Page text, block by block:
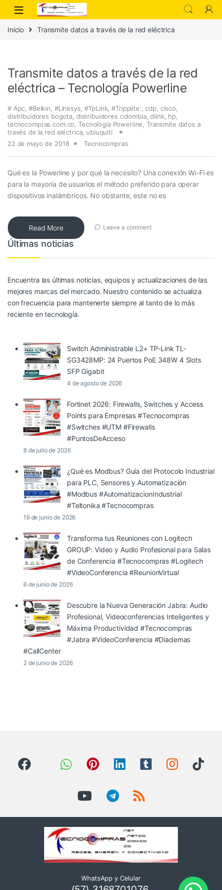
Inicio Transmite datos a través de la red eléctrica
Transmite datos a través de la red
eléctrica – Tecnología Powerline
# Apc ,#Belkin #Linksys ,#TpLink ,#Tripplite: ,cdp cisco
distribuidores bogota distribuidores colombia,dlink hp
tecnocompras.com.co ,Tecnología Powerline ,Transmite datos a
través de la red eléctrica, ubiuquiti
22 de mayo de 2018
Tecnocompras
Qué es la Powerline y por qué la necesito? Una conexión Wi-Fi es
para la mayoría de usuarios el método preferido para operar
dispositivos inalámbricos. No obstante, este no es
Read More Leave a comment
Últimas noticias
Encuentra las últimas noticias, equipos y actualizaciones de las
mejores marcas del mercado. Nuestro contenido se actualiza
con frecuencia para mantenerte siempre al tanto de lo más
reciente en tecnología.
Switch Administrable L2+ TP-Link TL-
SG3428MP: 24 Puertos PoE 348W 4 Slots
SFP Gigabit
4 de agosto de 2026
Fortinet 2026: Firewalls, Switches y Access
Points para Empresas #Tecnocompras
#Switches #UTM #Firewalls
#PuntosDeAcceso
8 de julio de 2026
¿Qué es Modbus? Guía del Protocolo Industrial
para PLC, Sensores y Automatización
#Modbus #AutomatizacionIndustrial
#Teltonika #Tecnocompras
19 de junio de 2026
Transforma tus Reuniones con Logitech
GROUP: Video y Audio Profesional para Salas
de Conferencia #Tecnocompras #Logitech
#VideoConferencia #ReunionVirtual
6 de junio de 2026
Descubre la Nueva Generación Jabra: Audio
Profesional, Videoconferencias Inteligentes y
Máxima Productividad #Tecnocompras
#Jabra #VideoConferencia #Diademas
#CallCenter
2 de junio de 2026
WhatsApp y Celular